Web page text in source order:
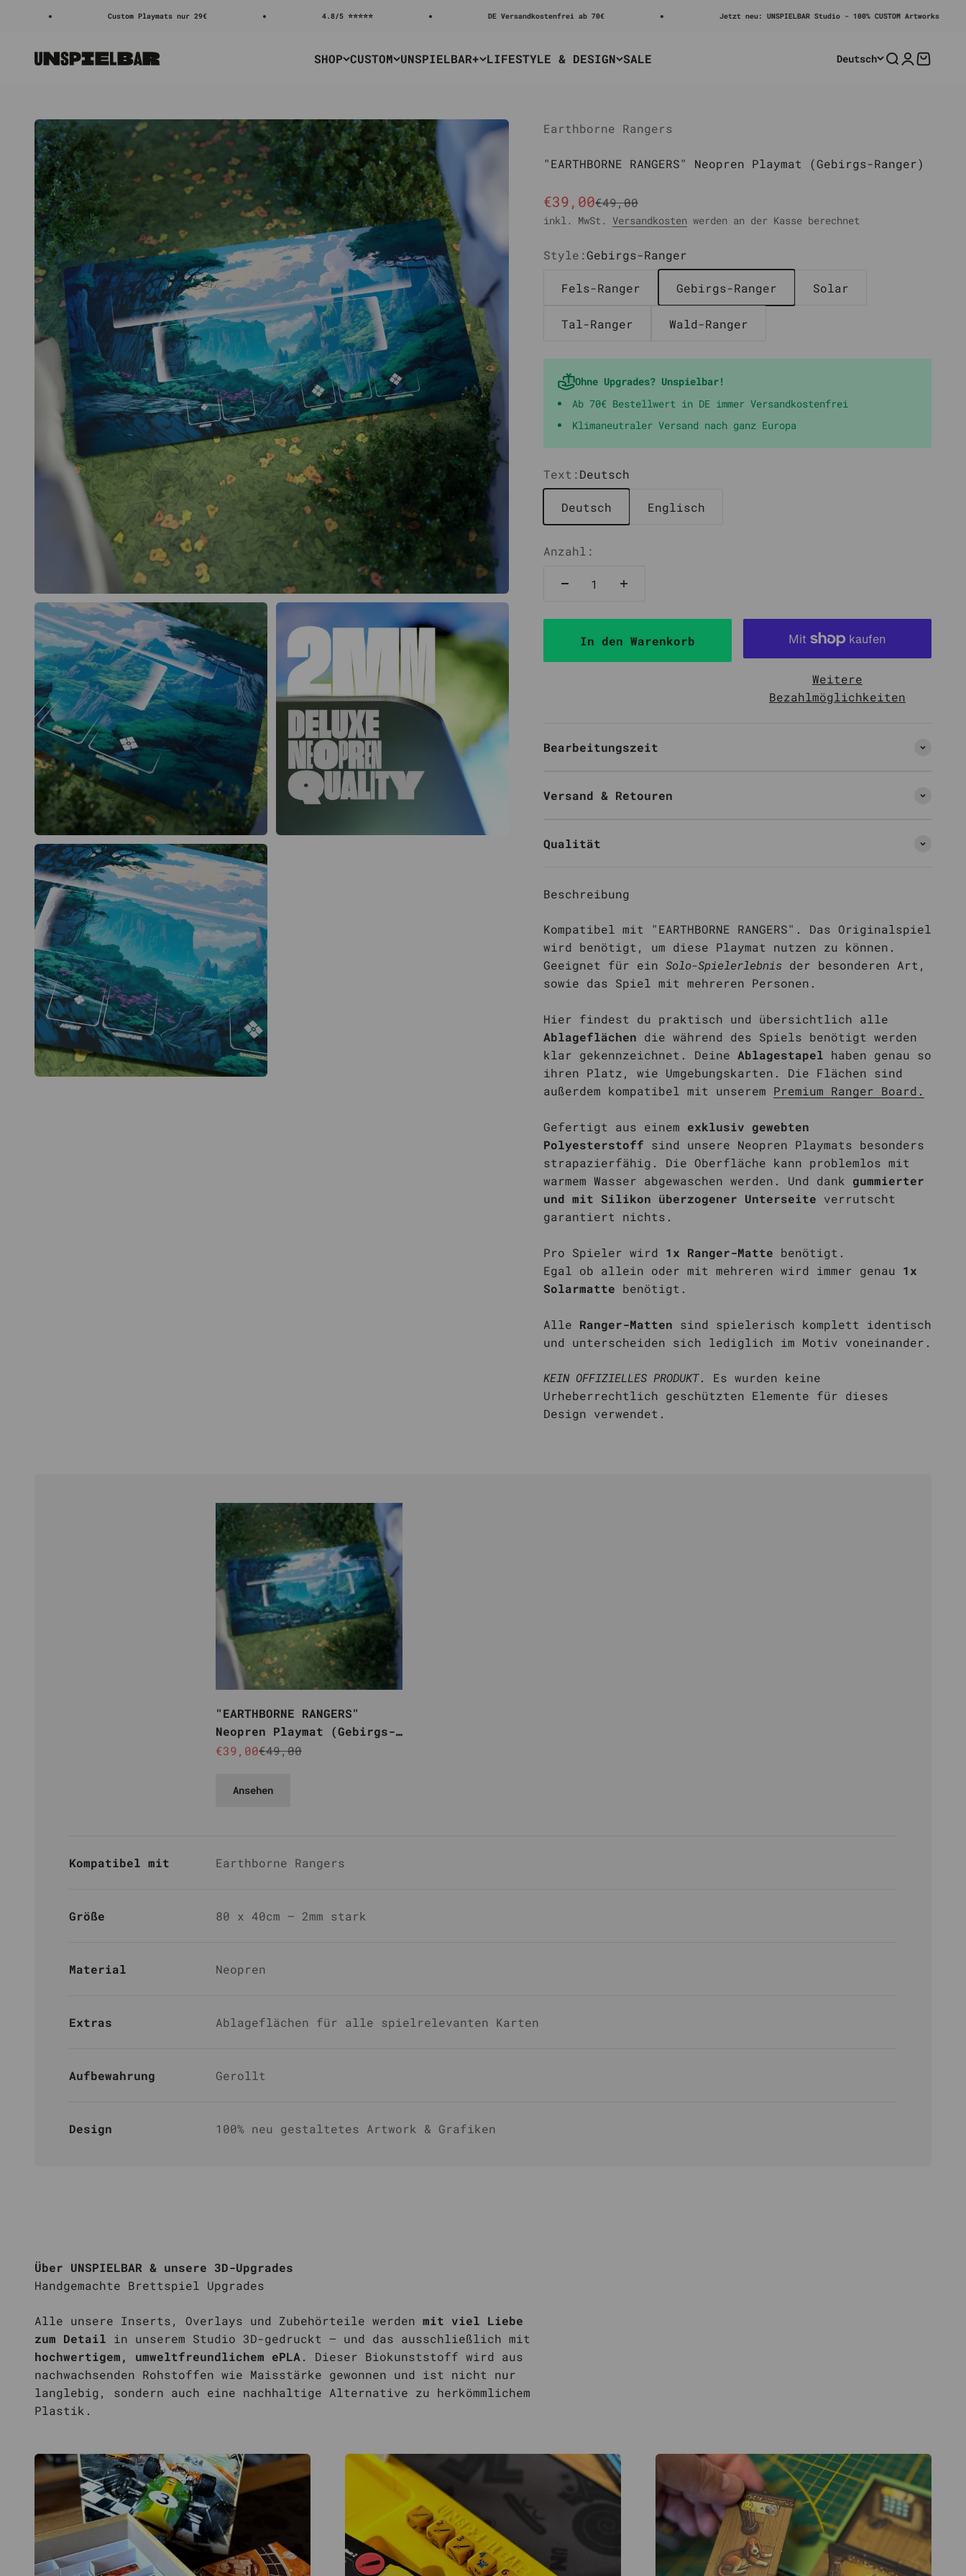
Custom Playmats nur 29€ 4.8/5 ⭐⭐⭐⭐⭐ DE Versandkostenfrei ab 70€ Jetzt neu: UNSPIELBAR Studio - 100% CUSTOM Artworks
SHOP CUSTOM UNSPIELBAR+ LIFESTYLE & DESIGN SALE
Unspielbar Deutsch SucheAnmelden
Earthborne Rangers
"EARTHBORNE RANGERS" Neopren Playmat (Gebirgs-Ranger)
Angebot
€39,00Regulärer Preis
€49,00
inkl. MwSt. Versandkosten werden an der Kasse berechnet
Style:Gebirgs-Ranger
Fels-Ranger Gebirgs-Ranger Solar
Tal-Ranger Wald-Ranger
Ohne Upgrades? Unspielbar!
Ab 70€ Bestellwert in DE immer Versandkostenfrei
Klimaneutraler Versand nach ganz Europa
Text:Deutsch
Deutsch Englisch
Anzahl:
In den Warenkorb
Weitere
Bezahlmöglichkeiten
Bearbeitungszeit
Versand & Retouren
Qualität
Beschreibung
Kompatibel mit "EARTHBORNE RANGERS". Das Originalspiel
wird benötigt, um diese Playmat nutzen zu können.
Geeignet für ein Solo-Spielerlebnis der besonderen Art,
sowie das Spiel mit mehreren Personen.
Hier findest du praktisch und übersichtlich alle
Ablageflächen die während des Spiels benötigt werden
klar gekennzeichnet. Deine Ablagestapel haben genau so
ihren Platz, wie Umgebungskarten. Die Flächen sind
außerdem kompatibel mit unserem Premium Ranger Board.
Gefertigt aus einem exklusiv gewebten
Polyesterstoff sind unsere Neopren Playmats besonders
strapazierfähig. Die Oberfläche kann problemlos mit
warmem Wasser abgewaschen werden. Und dank gummierter
und mit Silikon überzogener Unterseite verrutscht
garantiert nichts.
Pro Spieler wird 1x Ranger-Matte benötigt.
Egal ob allein oder mit mehreren wird immer genau 1x
Solarmatte benötigt.
Alle Ranger-Matten sind spielerisch komplett identisch
und unterscheiden sich lediglich im Motiv voneinander.
KEIN OFFIZIELLES PRODUKT. Es wurden keine
Urheberrechtlich geschützten Elemente für dieses
Design verwendet.
"EARTHBORNE RANGERS"
Neopren Playmat (Gebirgs-
Ranger)
Angebot
€39,00Regulärer Preis
€49,00
Ansehen
Kompatibel mit Earthborne Rangers
Größe 80 x 40cm – 2mm stark
Material Neopren
Extras Ablageflächen für alle spielrelevanten Karten
Aufbewahrung Gerollt
Design 100% neu gestaltetes Artwork & Grafiken
Über UNSPIELBAR & unsere 3D-Upgrades
Alle unsere Inserts, Overlays und Zubehörteile werden mit viel Liebe
zum Detail in unserem Studio 3D-gedruckt – und das ausschließlich mit
hochwertigem, umweltfreundlichem ePLA. Dieser Biokunststoff wird aus
nachwachsenden Rohstoffen wie Maisstärke gewonnen und ist nicht nur
langlebig, sondern auch eine nachhaltige Alternative zu herkömmlichem
Plastik.